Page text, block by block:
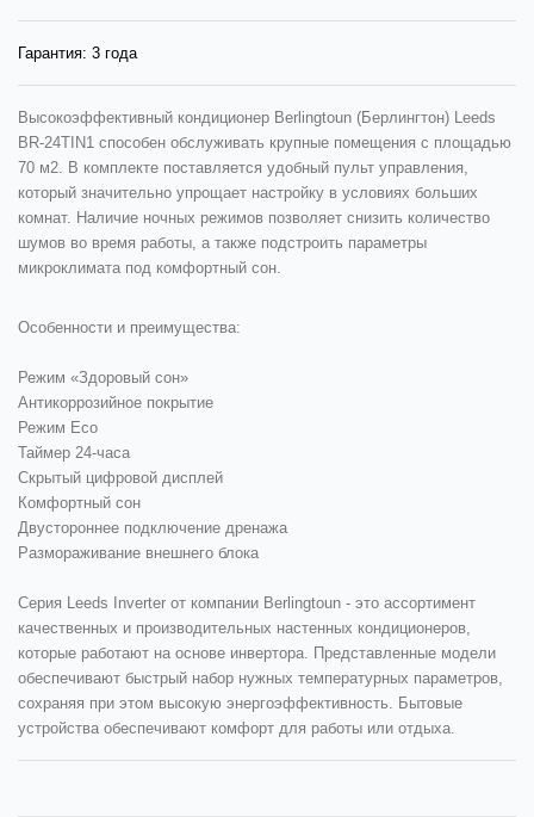
Гарантия: 3 года
Высокоэффективный кондиционер Berlingtoun (Берлингтон) Leeds
BR-24TIN1 способен обслуживать крупные помещения с площадью
70 м2. В комплекте поставляется удобный пульт управления,
который значительно упрощает настройку в условиях больших
комнат. Наличие ночных режимов позволяет снизить количество
шумов во время работы, а также подстроить параметры
микроклимата под комфортный сон.
Особенности и преимущества:
Режим «Здоровый сон»
Антикоррозийное покрытие
Режим Eco
Таймер 24-часа
Скрытый цифровой дисплей
Комфортный сон
Двустороннее подключение дренажа
Размораживание внешнего блока
Серия Leeds Inverter от компании Berlingtoun - это ассортимент
качественных и производительных настенных кондиционеров,
которые работают на основе инвертора. Представленные модели
обеспечивают быстрый набор нужных температурных параметров,
сохраняя при этом высокую энергоэффективность. Бытовые
устройства обеспечивают комфорт для работы или отдыха.